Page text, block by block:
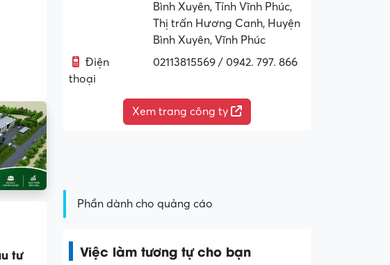
Bình Xuyên, Tỉnh Vĩnh Phúc,
Thị trấn Hương Canh, Huyện
Bình Xuyên, Vĩnh Phúc
Điện
thoại
02113815569 / 0942. 797. 866
Xem trang công ty
tư
Phần dành cho quảng cáo
Việc làm tương tự cho bạn